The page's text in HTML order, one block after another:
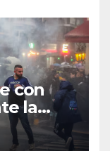
con
la